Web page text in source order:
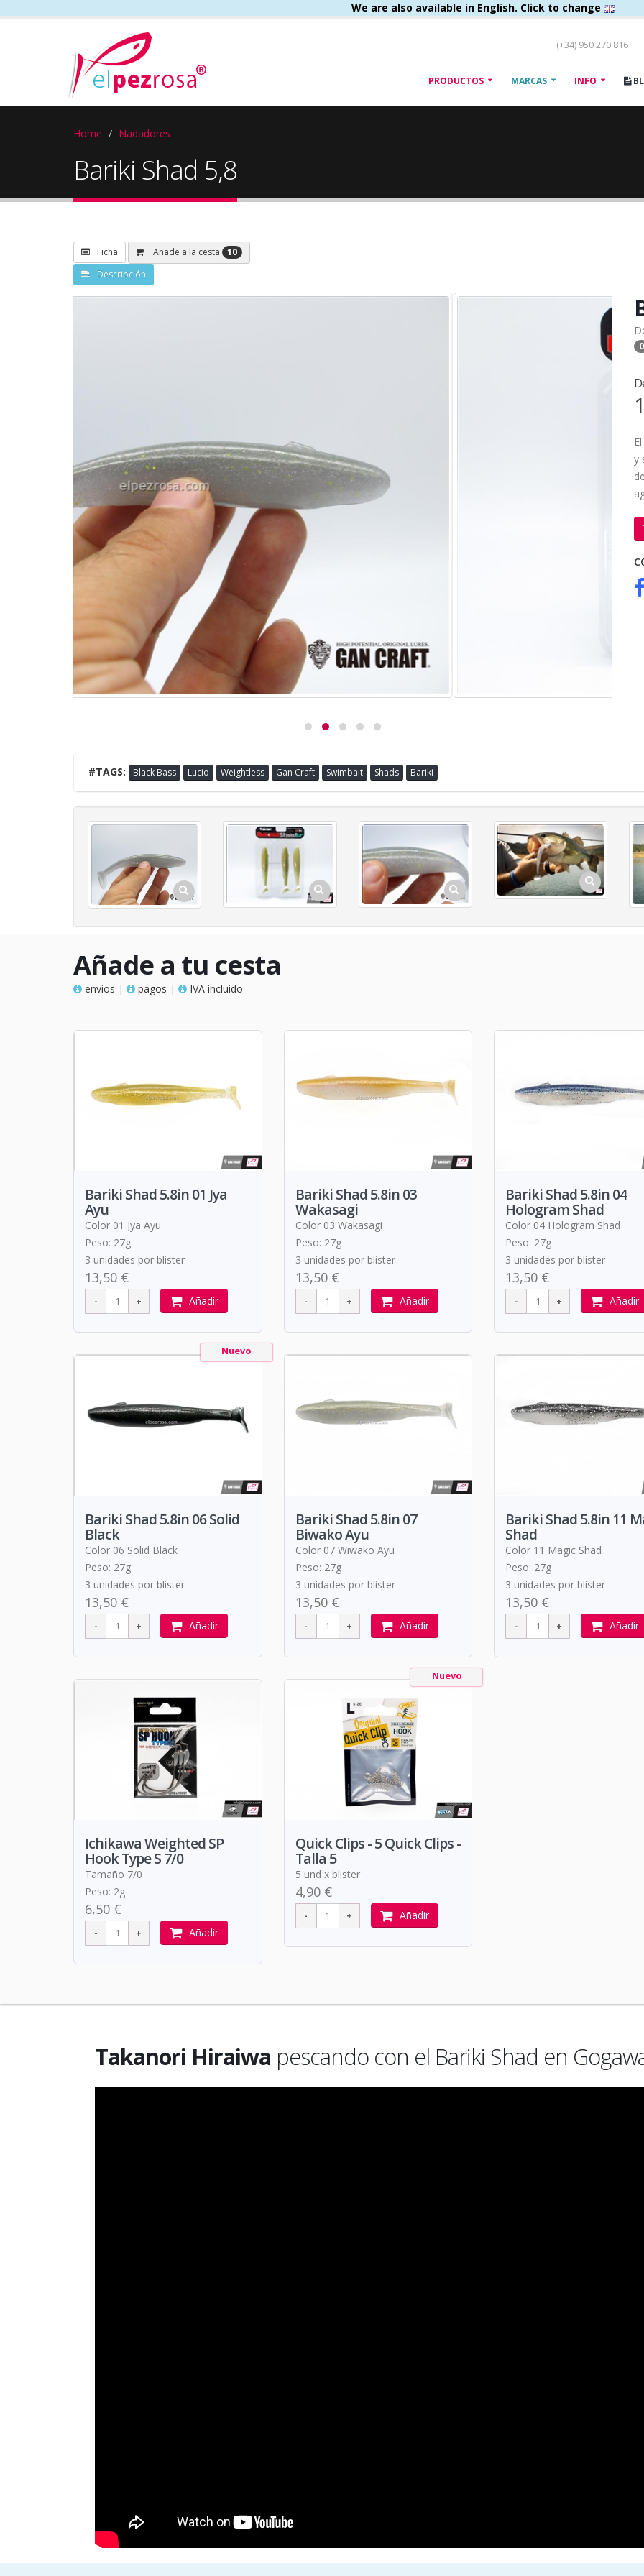
We are also available in English. Click to change
(+34) 950 270 816
PRODUCTOS MARCAS INFO
Home Nadadores
Bariki Shad 5,8
Ficha Añade a la cesta
10
Descripción
0
y
#TAGS: Black Bass Lucio Weightless Gan Craft Swimbait Shads Bariki
Añade a tu cesta
envios | pagos | IVA incluido
Bariki Shad 5.8in 01 Jya
Ayu
Color 01 Jya Ayu
Peso: 27g
3 unidades por blister
13,50 €
Añadir
Bariki Shad 5.8in 03
Wakasagi
Color 03 Wakasagi
Peso: 27g
3 unidades por blister
13,50 €
Añadir
Bariki Shad 5.8in 04
Hologram Shad
Color 04 Hologram Shad
Peso: 27g
3 unidades por blister
13,50 €
Añadir
Nuevo
Bariki Shad 5.8in 06 Solid
Black
Color 06 Solid Black
Peso: 27g
3 unidades por blister
13,50 €
Añadir
Bariki Shad 5.8in 07
Biwako Ayu
Color 07 Wiwako Ayu
Peso: 27g
3 unidades por blister
13,50 €
Añadir
Bariki Shad 5.8in 11
Shad
Color 11 Magic Shad
Peso: 27g
3 unidades por blister
13,50 €
Añadir
Ichikawa Weighted SP
Hook Type S 7/0
Tamaño 7/0
Peso: 2g
6,50 €
Añadir
Nuevo
Quick Clips - 5 Quick Clips -
Talla 5
5 und x blister
4,90 €
Añadir
Takanori Hiraiwa pescando con el Bariki Shad en